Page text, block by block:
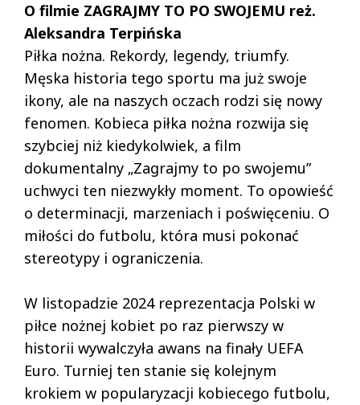
O filmie ZAGRAJMY TO PO SWOJEMU reż.
Aleksandra Terpińska
Piłka nożna. Rekordy, legendy, triumfy.
Męska historia tego sportu ma już swoje
ikony, ale na naszych oczach rodzi się nowy
fenomen. Kobieca piłka nożna rozwija się
szybciej niż kiedykolwiek, a film
dokumentalny „Zagrajmy to po swojemu”
uchwyci ten niezwykły moment. To opowieść
o determinacji, marzeniach i poświęceniu. O
miłości do futbolu, która musi pokonać
stereotypy i ograniczenia.
W listopadzie 2024 reprezentacja Polski w
piłce nożnej kobiet po raz pierwszy w
historii wywalczyła awans na finały UEFA
Euro. Turniej ten stanie się kolejnym
krokiem w popularyzacji kobiecego futbolu,